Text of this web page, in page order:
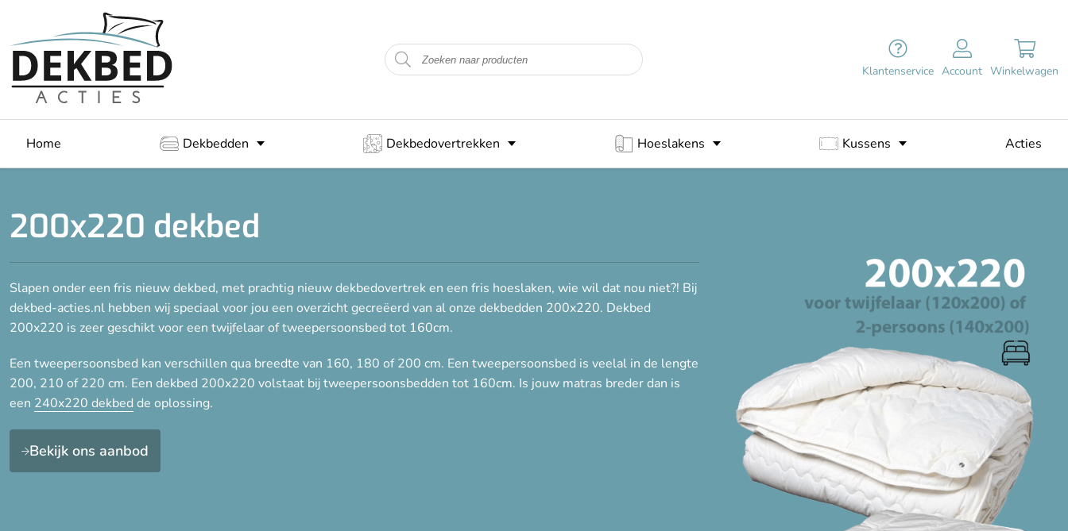
Klantenservice Account Winkelwagen
Home Dekbedden Dekbedovertrekken Hoeslakens Kussens Acties
200x220 dekbed
Slapen onder een fris nieuw dekbed, met prachtig nieuw dekbedovertrek en een fris hoeslaken, wie wil dat nou niet?! Bij
dekbed-acties.nl hebben wij speciaal voor jou een overzicht gecreëerd van al onze dekbedden 200x220. Dekbed
200x220 is zeer geschikt voor een twijfelaar of tweepersoonsbed tot 160cm.
Een tweepersoonsbed kan verschillen qua breedte van 160, 180 of 200 cm. Een tweepersoonsbed is veelal in de lengte
200, 210 of 220 cm. Een dekbed 200x220 volstaat bij tweepersoonsbedden tot 160cm. Is jouw matras breder dan is
een 240x220 dekbed de oplossing.
Bekijk ons aanbod